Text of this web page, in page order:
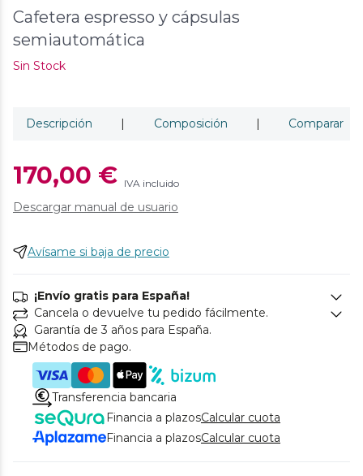
Cafetera espresso y cápsulas
semiautomática
Sin Stock
Descripción | Composición | Comparar
170,00 € IVA incluido
Descargar manual de usuario
Avísame si baja de precio
¡Envío gratis para España!
Cancela o devuelve tu pedido fácilmente.
Garantía de 3 años para España.
Métodos de pago.
Transferencia bancaria
Financia a plazosCalcular cuota
Financia a plazosCalcular cuota